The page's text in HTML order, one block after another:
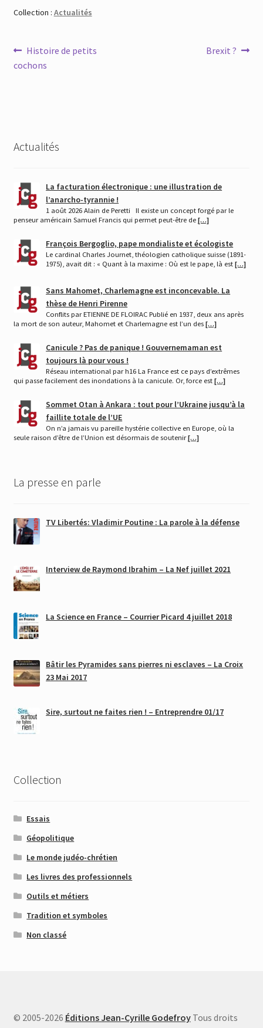
Collection : Actualités
Navigation
de
Article
précédent :
Histoire de petits
cochons
Article
Brexit ?
Actualités
La facturation électronique : une illustration de
l’anarcho-tyrannie !
1 août 2026 Alain de Peretti Il existe un concept forgé par le
penseur américain Samuel Francis qui permet peut-être de […]
François Bergoglio, pape mondialiste et écologiste
Le cardinal Charles Journet, théologien catholique suisse (1891-
1975), avait dit : « Quant à la maxime : Où est le pape, là est[…]
Sans Mahomet, Charlemagne est inconcevable. La
thèse de Henri Pirenne
Conflits par ETIENNE DE FLOIRAC Publié en 1937, deux ans après
la mort de son auteur, Mahomet et Charlemagne est l’un des […]
Canicule ? Pas de panique ! Gouvernemaman est
toujours là pour vous !
Réseau international par h16 La France est ce pays d’extrêmes
qui passe facilement des inondations à la canicule. Or, force est […]
Sommet Otan à Ankara : tout pour l’Ukraine jusqu’à la
faillite totale de l’UE
On n’a jamais vu pareille hystérie collective en Europe, où la
seule raison d’être de l’Union est désormais de soutenir[…]
La presse en parle
TV Libertés: Vladimir Poutine : La parole à la défense
Interview de Raymond Ibrahim – La Nef juillet 2021
La Science en France – Courrier Picard 4 juillet 2018
Bâtir les Pyramides sans pierres ni esclaves – La Croix
23 Mai 2017
Sire, surtout ne faites rien ! – Entreprendre 01/17
Collection
Essais
Géopolitique
Le monde judéo-chrétien
Les livres des professionnels
Outils et métiers
Tradition et symboles
Non classé
© 2005-2026 Éditions Jean-Cyrille GodefroyTous droits